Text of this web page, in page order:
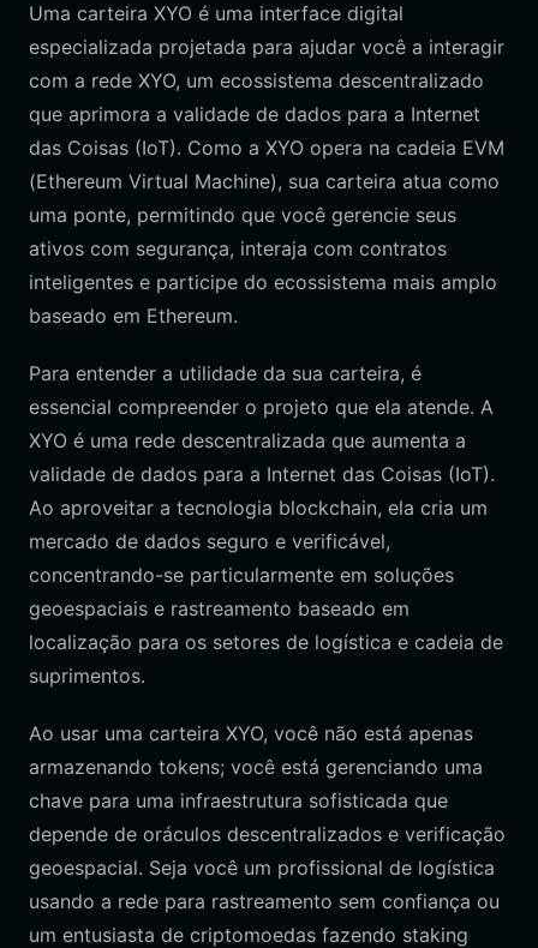
Uma carteira XYO é uma interface digital
especializada projetada para ajudar você a interagir
com a rede XYO, um ecossistema descentralizado
que aprimora a validade de dados para a Internet
das Coisas (IoT). Como a XYO opera na cadeia EVM
(Ethereum Virtual Machine), sua carteira atua como
uma ponte, permitindo que você gerencie seus
ativos com segurança, interaja com contratos
inteligentes e participe do ecossistema mais amplo
baseado em Ethereum.
Para entender a utilidade da sua carteira, é
essencial compreender o projeto que ela atende. A
XYO é uma rede descentralizada que aumenta a
validade de dados para a Internet das Coisas (IoT).
Ao aproveitar a tecnologia blockchain, ela cria um
mercado de dados seguro e verificável,
concentrando-se particularmente em soluções
geoespaciais e rastreamento baseado em
localização para os setores de logística e cadeia de
suprimentos.
Ao usar uma carteira XYO, você não está apenas
armazenando tokens; você está gerenciando uma
chave para uma infraestrutura sofisticada que
depende de oráculos descentralizados e verificação
geoespacial. Seja você um profissional de logística
usando a rede para rastreamento sem confiança ou
um entusiasta de criptomoedas fazendo staking